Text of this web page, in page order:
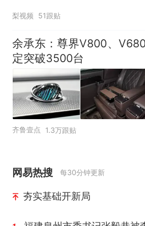
梨视频 51跟贴
余承东：尊界V800、
定突破3500台
齐鲁壹点 1.3万跟贴
网易热搜 每30分钟更新
夯实基础开新局